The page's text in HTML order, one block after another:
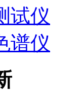
试仪
谱仪